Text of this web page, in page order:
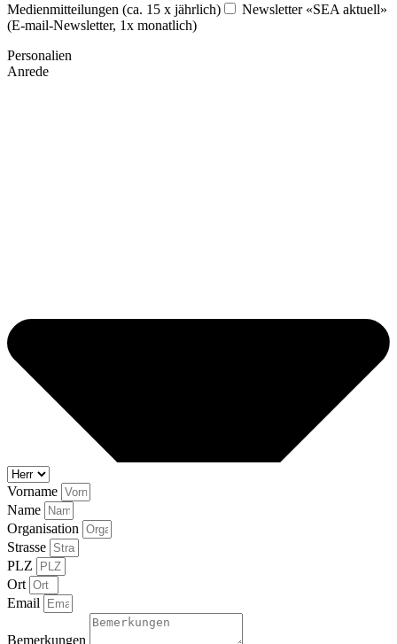
Medienmitteilungen (ca. 15 x jährlich)
Newsletter «SEA aktuell»
(E-mail-Newsletter, 1x monatlich)
Personalien
Anrede
Vorname
Name
Organisation
Strasse
PLZ
Ort
Email
Bemerkungen